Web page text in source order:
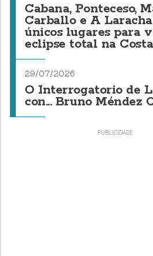
Cabana, Ponteceso,
Carballo e A
únicos lugares para
eclipse total na
29/07/2026
O Interrogatorio de
con... Bruno Méndez